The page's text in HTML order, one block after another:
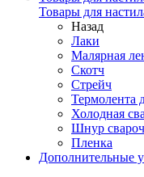
Товары для
Назад
Лаки
Малярная
Скотч
Стрейч
Термолента
Холодная
Шнур
Пленка
Дополнительные